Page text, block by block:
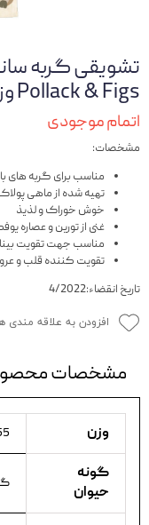
Pollack & Figs وزن 55 گرم
اتمام موجودی
مشخصات:
مناسب برای گربه های
تهیه شده از ماهی
خوش خوراک و لذیذ
غنی از تورین و عصاره
مناسب جهت تقویت
تقویت کننده قلب و
تاریخ انقضاء:4/2022
افزودن به علاقه مندی
مشخصات
وزن 55
گونه
حیوان